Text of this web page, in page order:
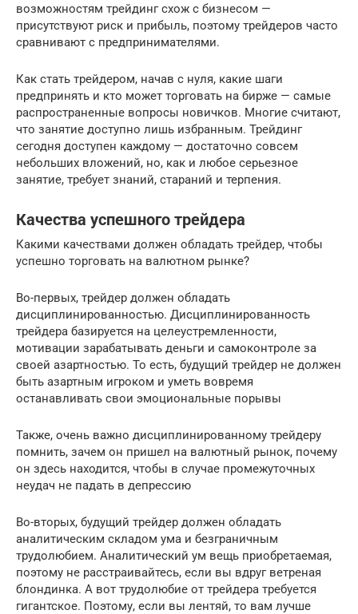
возможностям трейдинг схож с бизнесом —
присутствуют риск и прибыль, поэтому трейдеров часто
сравнивают с предпринимателями.
Как стать трейдером, начав с нуля, какие шаги
предпринять и кто может торговать на бирже — самые
распространенные вопросы новичков. Многие считают,
что занятие доступно лишь избранным. Трейдинг
сегодня доступен каждому — достаточно совсем
небольших вложений, но, как и любое серьезное
занятие, требует знаний, стараний и терпения.
Качества успешного трейдера
Какими качествами должен обладать трейдер, чтобы
успешно торговать на валютном рынке?
Во-первых, трейдер должен обладать
дисциплинированностью. Дисциплинированность
трейдера базируется на целеустремленности,
мотивации зарабатывать деньги и самоконтроле за
своей азартностью. То есть, будущий трейдер не должен
быть азартным игроком и уметь вовремя
останавливать свои эмоциональные порывы
Также, очень важно дисциплинированному трейдеру
помнить, зачем он пришел на валютный рынок, почему
он здесь находится, чтобы в случае промежуточных
неудач не падать в депрессию
Во-вторых, будущий трейдер должен обладать
аналитическим складом ума и безграничным
трудолюбием. Аналитический ум вещь приобретаемая,
поэтому не расстраивайтесь, если вы вдруг ветреная
блондинка. А вот трудолюбие от трейдера требуется
гигантское. Поэтому, если вы лентяй, то вам лучше